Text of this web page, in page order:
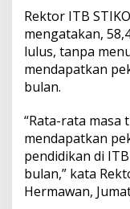
Rektor ITB
mengatakan,
lulus, tanpa
mendapatkan
bulan.
“Rata-rata
mendapatkan
pendidikan di
bulan,” kata
Hermawan,